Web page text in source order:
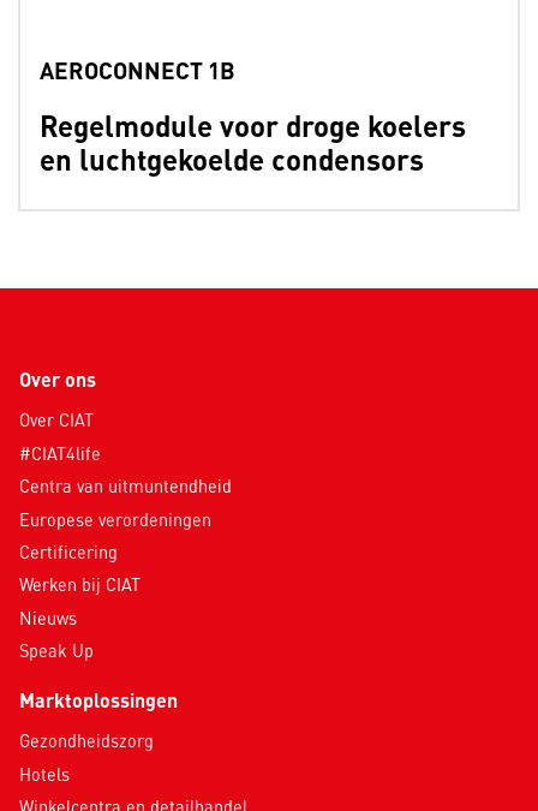
Regelmodule voor droge koelers
en luchtgekoelde condensors
AEROCONNECT 1B
Over ons
Over CIAT
#CIAT4life
Centra van uitmuntendheid
Europese verordeningen
Certificering
Werken bij CIAT
Nieuws
Speak Up
Marktoplossingen
Gezondheidszorg
Hotels